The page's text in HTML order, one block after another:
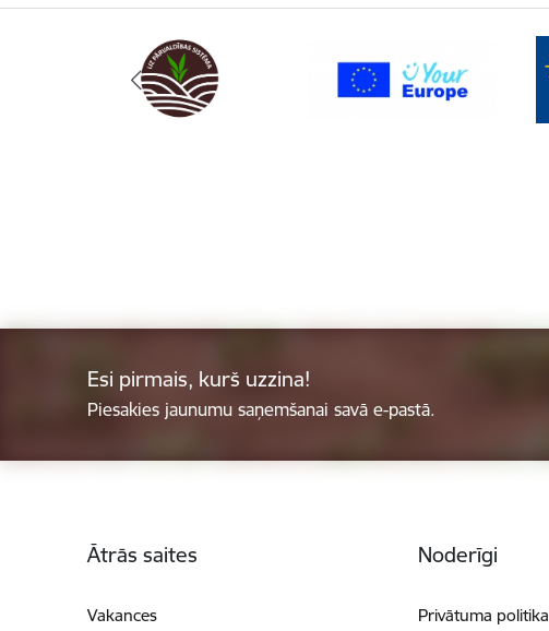
Esi pirmais, kurš uzzina!
Piesakies jaunumu saņemšanai savā e-pastā.
Ātrās saites
Vakances
Noderīgi
Privātuma politika